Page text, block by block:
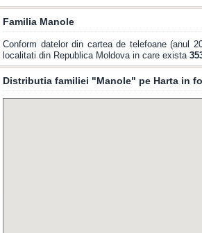
Familia Manole
Conform datelor din cartea de telefoane (anul
localitati din Republica Moldova in care exista
Distributia familiei "Manole" pe Harta in